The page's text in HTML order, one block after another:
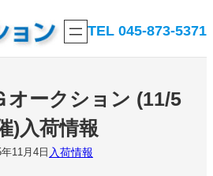
TEL 045-873-5371
オークション (11/5
)入荷情報
11月4日 入荷情報